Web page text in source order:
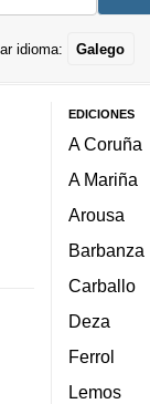
idioma: Galego
EDICIONES
A Coruña
A Mariña
Arousa
Barbanza
Carballo
Deza
Ferrol
Lemos